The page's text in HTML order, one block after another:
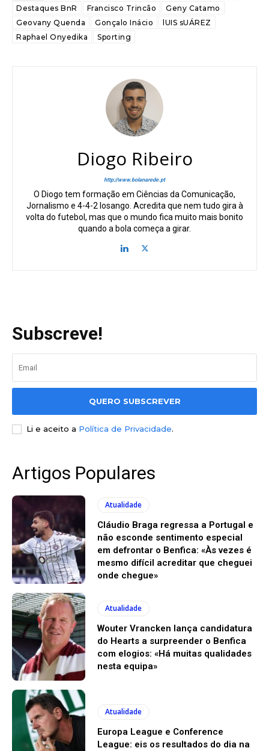
Destaques BnR
Francisco Trincão
Geny Catamo
Geovany Quenda
Gonçalo Inácio
lUIS sUÁREZ
Raphael Onyedika
Sporting
Diogo Ribeiro
http://www.bolanarede.pt
O Diogo tem formação em Ciências da Comunicação,
Jornalismo e 4-4-2 losango. Acredita que nem tudo gira à
volta do futebol, mas que o mundo fica muito mais bonito
quando a bola começa a girar.
Subscreve!
QUERO SUBSCREVER
Li e aceito a Política de Privacidade.
Artigos Populares
Atualidade
Cláudio Braga regressa a Portugal e
não esconde sentimento especial
em defrontar o Benfica: «Às vezes é
mesmo difícil acreditar que cheguei
onde chegue»
Atualidade
Wouter Vrancken lança candidatura
do Hearts a surpreender o Benfica
com elogios: «Há muitas qualidades
nesta equipa»
Atualidade
Europa League e Conference
League: eis os resultados do dia na